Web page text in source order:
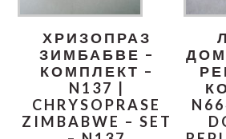
ХРИЗОПРАЗ
ЗИМБАБВЕ –
КОМПЛЕКТ –
N137 |
CHRYSOPRASE
ZIMBABWE – SET